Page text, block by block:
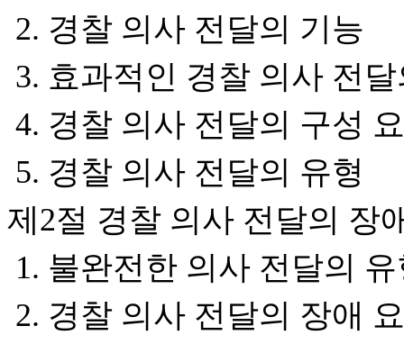
2. 경찰 의사 전달의 기능
3. 효과적인 경찰 의사 전
4. 경찰 의사 전달의 구성
5. 경찰 의사 전달의 유형
제2절 경찰 의사 전달의 장
1. 불완전한 의사 전달의
2. 경찰 의사 전달의 장애